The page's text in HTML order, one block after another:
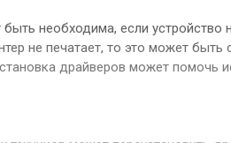
необходима, если
не печатает, то это может
драйверов может помочь